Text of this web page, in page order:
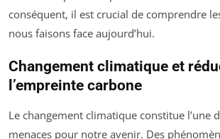
conséquent, il est crucial de comprendre
nous faisons face aujourd’hui.
Changement climatique et
l’empreinte carbone
Le changement climatique constitue l’une
menaces pour notre avenir. Des